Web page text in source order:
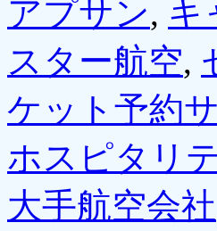
アプサン, キ
スター航空,
ケット予約
ホスピタリ
大手航空会社